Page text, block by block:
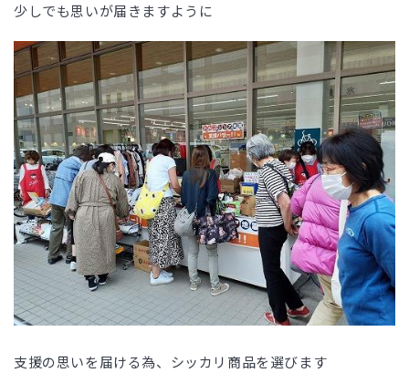
少しでも思いが届きますように
支援の思いを届ける為、シッカリ商品を選びます